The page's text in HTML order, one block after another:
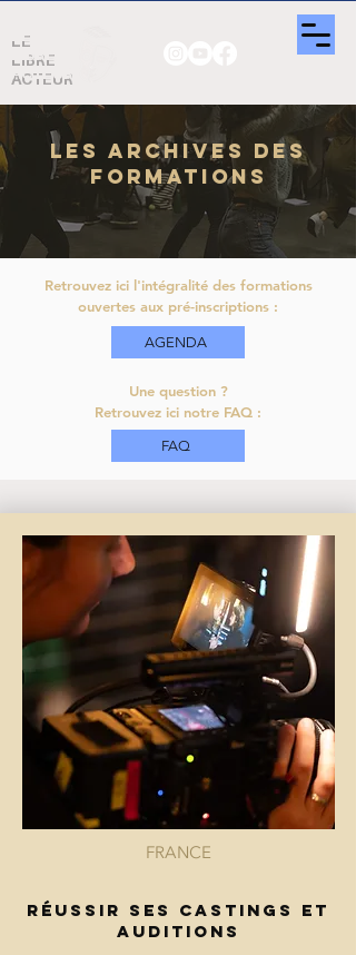
LE
LIBRE
ACTEUR
LES ARCHIVES DES
FORMATIONS
Retrouvez ici l'intégralité des formations
ouvertes aux pré-inscriptions :
AGENDA
Une question ?
Retrouvez ici notre FAQ :
FAQ
FRANCE
RÉUSSIR SES CASTINGS ET
AUDITIONS